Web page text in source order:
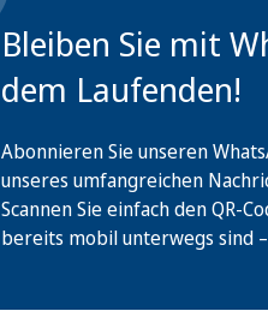
Bleiben Sie mit
dem Laufenden!
Abonnieren Sie unseren
unseres umfangreichen
Scannen Sie einfach den QR-
bereits mobil unterwegs sind